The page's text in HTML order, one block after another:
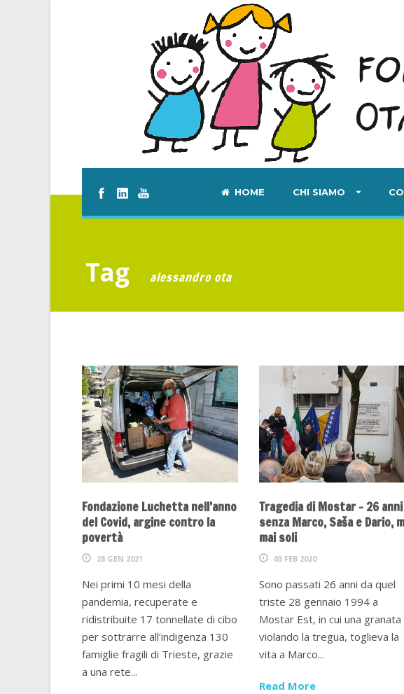
HOME CHI SIAMO
Tag alessandro ota
Fondazione Luchetta nell’anno
del Covid, argine contro la
povertà
28 GEN 2021
Nei primi 10 mesi della
pandemia, recuperate e
ridistribuite 17 tonnellate di cibo
per sottrarre all’indigenza 130
famiglie fragili di Trieste, grazie
a una rete...
Tragedia di Mostar – 26 anni
senza Marco, Saša e Dario,
mai soli
03 FEB 2020
Sono passati 26 anni da quel
triste 28 gennaio 1994 a
Mostar Est, in cui una granata
violando la tregua, toglieva la
vita a Marco...
Read More